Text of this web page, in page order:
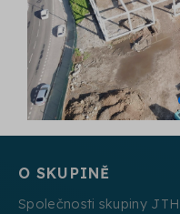
O SKUPINĚ
Společnosti skupiny JTH